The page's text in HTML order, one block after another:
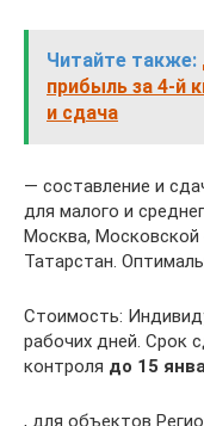
Читайте также:
прибыль за 4-й
и сдача
— составление и
для малого и
Москва, Московской
Татарстан.
Стоимость:
рабочих дней. Срок
контроля до 15
, для объектов